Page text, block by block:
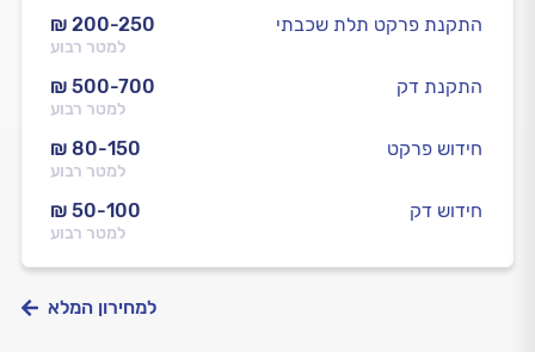
₪ 200-250
למטר רבוע
התקנת פרקט תלת שכבתי
₪ 500-700
למטר רבוע
התקנת דק
₪ 80-150
למטר רבוע
חידוש פרקט
₪ 50-100
למטר רבוע
חידוש דק
למחירון המלא